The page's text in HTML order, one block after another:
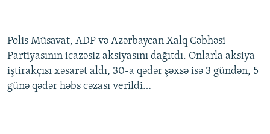
Polis Müsavat, ADP və Azərbaycan Xalq Cəbhəsi
Partiyasının icazəsiz aksiyasını dağıtdı. Onlarla aksiya
iştirakçısı xəsarət aldı, 30-a qədər şəxsə isə 3 gündən, 5
günə qədər həbs cəzası verildi…